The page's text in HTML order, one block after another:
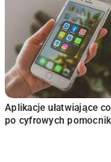
Aplikacje ułatwiające
po cyfrowych